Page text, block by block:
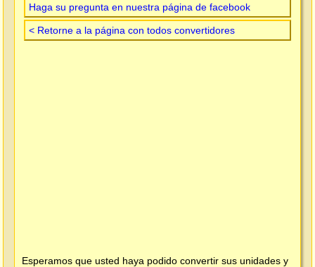
Haga su pregunta en nuestra página de facebook
< Retorne a la página con todos convertidores
Esperamos que usted haya podido convertir sus unidades y